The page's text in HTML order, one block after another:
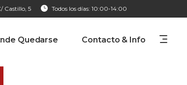
Castillo, 5 Todos los días: 10:00-14:00
Quedarse Contacto & Info